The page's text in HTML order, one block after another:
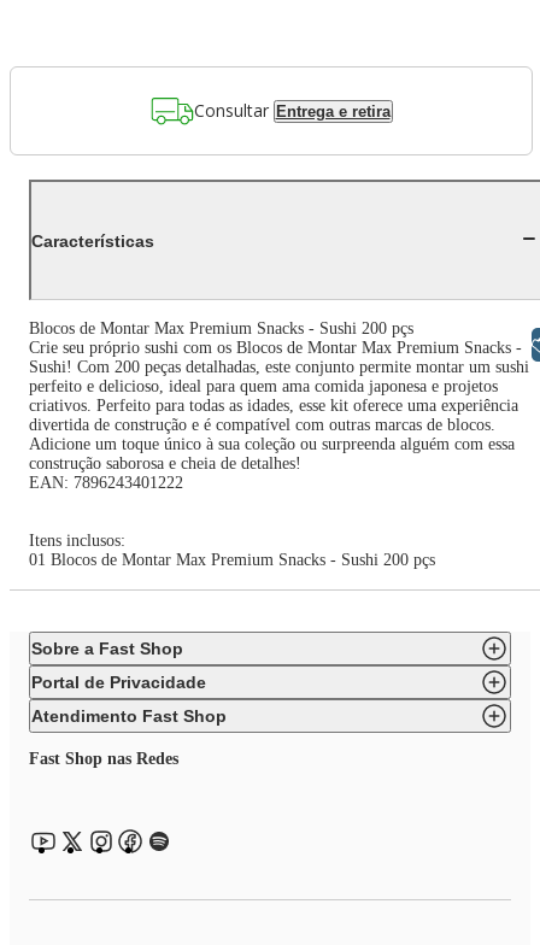
Consultar Entrega e retira
Características
Blocos de Montar Max Premium Snacks - Sushi 200 pçs
Crie seu próprio sushi com os Blocos de Montar Max Premium Snacks -
Sushi! Com 200 peças detalhadas, este conjunto permite montar um sushi
perfeito e delicioso, ideal para quem ama comida japonesa e projetos
criativos. Perfeito para todas as idades, esse kit oferece uma experiência
divertida de construção e é compatível com outras marcas de blocos.
Adicione um toque único à sua coleção ou surpreenda alguém com essa
construção saborosa e cheia de detalhes!
EAN: 7896243401222
Itens inclusos:
01 Blocos de Montar Max Premium Snacks - Sushi 200 pçs
Sobre a Fast Shop
Portal de Privacidade
Atendimento Fast Shop
Fast Shop nas Redes
Libras